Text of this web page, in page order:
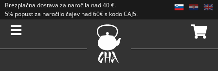
Brezplačna dostava za naročila nad40 €.
5% popust za naročilo čajev nad 60€ s kodo CAJ5. Popusti se ne seštevajo.